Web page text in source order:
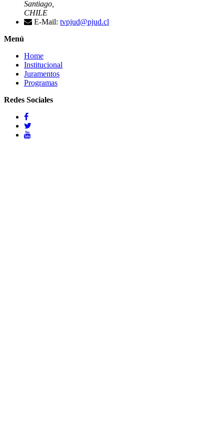
Santiago,
CHILE
E-Mail: tvpjud@pjud.cl
Menú
Home
Institucional
Juramentos
Programas
Redes Sociales